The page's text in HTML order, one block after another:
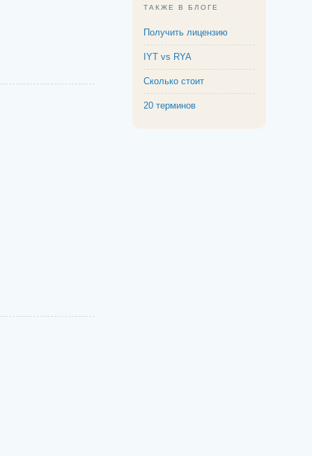
ТАКЖЕ В БЛОГЕ
Получить лицензию
IYT vs RYA
Сколько стоит
20 терминов